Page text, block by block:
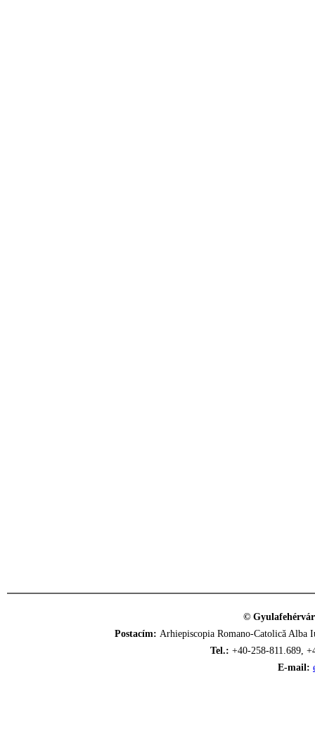
©
Postacím: Arhiepiscopia Romano-Catolică
Tel.: +40-258-811.689,
E-mail: